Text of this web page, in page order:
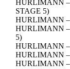
HURLIMANN
STAGE 5)
HURLIMANN
HURLIMANN
5)
HURLIMANN
HURLIMANN
HURLIMANN